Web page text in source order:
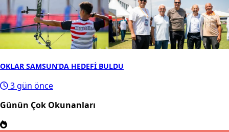
OKLAR SAMSUN’DA HEDEFİ BULDU
3 gün önce
Günün Çok Okunanları